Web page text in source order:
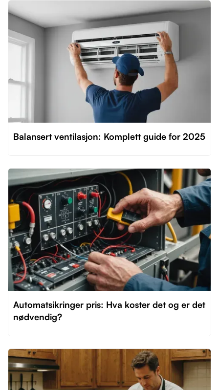
Balansert ventilasjon: Komplett guide for 2025
Automatsikringer pris: Hva koster det og er det
nødvendig?